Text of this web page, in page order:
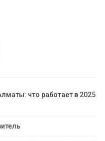
что работает в 2025